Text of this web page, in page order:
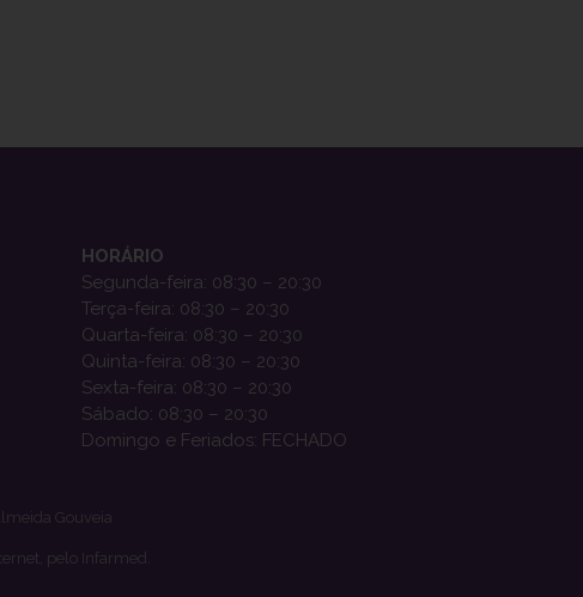
HORÁRIO
Segunda-feira: 08:30 – 20:30
Terça-feira: 08:30 – 20:30
Quarta-feira: 08:30 – 20:30
Quinta-feira: 08:30 – 20:30
Sexta-feira: 08:30 – 20:30
Sábado: 08:30 – 20:30
Domingo e Feriados: FECHADO
Gouveia
pelo Infarmed.